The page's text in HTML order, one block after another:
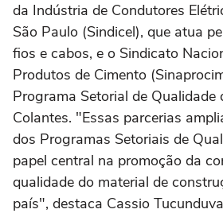
da Indústria de Condutores
São Paulo (Sindicel), que atua
fios e cabos, e o Sindicato
Produtos de Cimento
Programa Setorial de Qualidade
Colantes. "Essas parcerias
dos Programas Setoriais de
papel central na promoção da
qualidade do material de
país", destaca Cassio